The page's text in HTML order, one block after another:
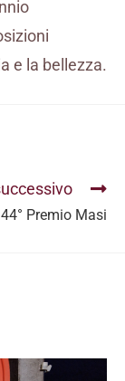
e la bellezza.
44° Premio Masi